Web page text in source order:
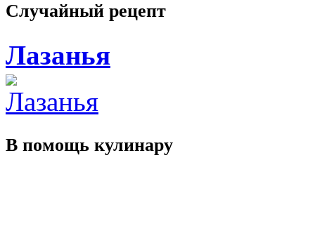
Случайный рецепт
Лазанья
В помощь кулинару